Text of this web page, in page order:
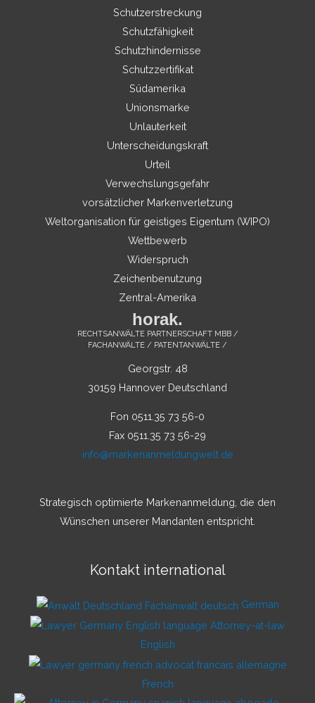
Schutzerstreckung
Schutzfähigkeit
Schutzhindernisse
Schutzzertifikat
Südamerika
Unionsmarke
Unlauterkeit
Unterscheidungskraft
Urteil
Verwechslungsgefahr
vorsätzlicher Markenverletzung
Weltorganisation für geistiges Eigentum (WIPO)
Wettbewerb
Widerspruch
Zeichenbenutzung
Zentral-Amerika
horak.
RECHTSANWÄLTE PARTNERSCHAFT MBB /
FACHANWÄLTE / PATENTANWÄLTE /
Georgstr. 48
30159 Hannover Deutschland
Fon 0511.35 73 56-0
Fax 0511.35 73 56-29
info@markenanmeldungwelt.de
Strategisch optimierte Markenanmeldung, die den
Wünschen unserer Mandanten entspricht.
Kontakt international
German
English
French